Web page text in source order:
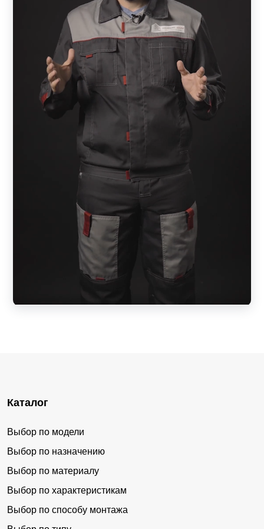
Каталог
Выбор по модели
Выбор по назначению
Выбор по материалу
Выбор по характеристикам
Выбор по способу монтажа